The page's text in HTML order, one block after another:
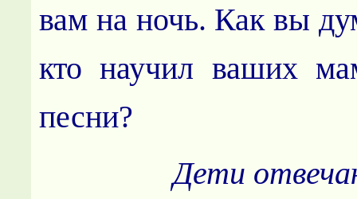
вам на ночь. Как вы
кто научил ваших
песни?
Дети